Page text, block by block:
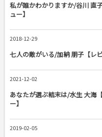
私が誰かわかりますか/谷川 直
ュー】
2018-12-29
七人の敵がいる/加納 朋子【レビ
2021-12-02
あなたが選ぶ結末は/水生 大海
ー】
2019-02-05